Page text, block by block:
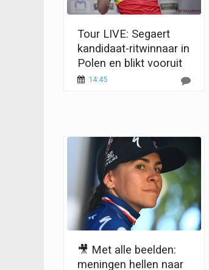
Tour LIVE: Segaert
kandidaat-ritwinnaar in
Polen en blikt vooruit
14:45
🎥 Met alle beelden:
meningen hellen naar